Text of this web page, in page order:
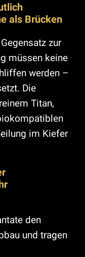
als Brücken
zur
müssen keine
werden –
Die
Titan,
im Kiefer
den
und tragen